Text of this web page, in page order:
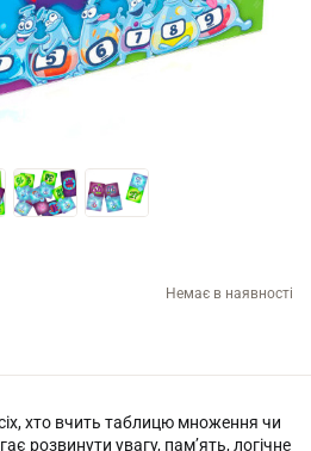
Немає в наявності
хто вчить таблицю множення чи
розвинути увагу, пам’ять, логічне